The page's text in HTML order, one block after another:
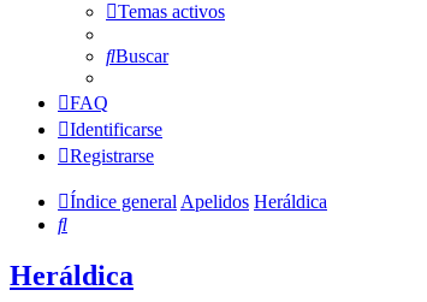
Temas activos
Buscar
FAQ
Identificarse
Registrarse
Índice generalApelidos Heráldica
Buscar
Heráldica